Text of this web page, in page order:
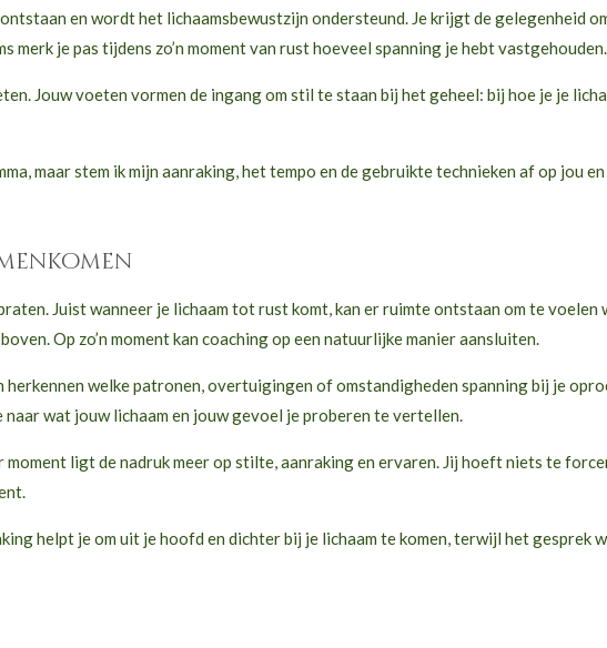
en wordt het lichaamsbewustzijn ondersteund. Je krijgt de gelegenheid
merk je pas tijdens zo’n moment van rust hoeveel spanning je hebt vastgehouden.
Jouw voeten vormen de ingang om stil te staan bij het geheel: bij hoe je je
maar stem ik mijn aanraking, het tempo en de gebruikte technieken af op jou
Juist wanneer je lichaam tot rust komt, kan er ruimte ontstaan om te voelen
Op zo’n moment kan coaching op een natuurlijke manier aansluiten.
welke patronen, overtuigingen of omstandigheden spanning bij je
wat jouw lichaam en jouw gevoel je proberen te vertellen.
moment ligt de nadruk meer op stilte, aanraking en ervaren. Jij hoeft niets te
helpt je om uit je hoofd en dichter bij je lichaam te komen, terwijl het gesprek